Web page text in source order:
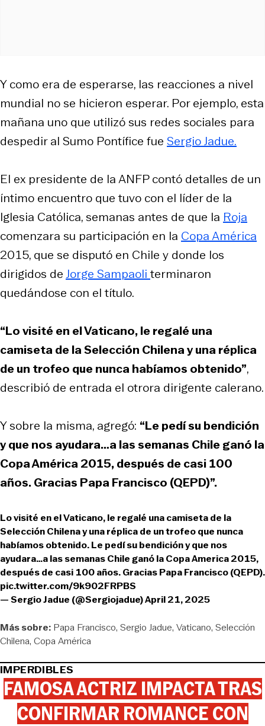
Y como era de esperarse, las reacciones a nivel
mundial no se hicieron esperar. Por ejemplo, esta
mañana uno que utilizó sus redes sociales para
despedir al Sumo Pontífice fue Sergio Jadue.
El ex presidente de la ANFP contó detalles de un
íntimo encuentro que tuvo con el líder de la
Iglesia Católica, semanas antes de que la Roja
comenzara su participación en la Copa América
2015, que se disputó en Chile y donde los
dirigidos de Jorge Sampaoliterminaron
quedándose con el título.
“Lo visité en el Vaticano, le regalé una
camiseta de la Selección Chilena y una réplica
de un trofeo que nunca habíamos obtenido”,
describió de entrada el otrora dirigente calerano.
Y sobre la misma, agregó: “Le pedí su bendición
y que nos ayudara…a las semanas Chile ganó la
Copa América 2015, después de casi 100
años. Gracias Papa Francisco (QEPD)”.
Lo visité en el Vaticano, le regalé una camiseta de la
Selección Chilena y una réplica de un trofeo que nunca
habíamos obtenido. Le pedí su bendición y que nos
ayudara…a las semanas Chile ganó la Copa America 2015,
después de casi 100 años. Gracias Papa Francisco (QEPD).
pic.twitter.com/9k902FRPBS
— Sergio Jadue (@Sergiojadue)April 21, 2025
Más sobre: Papa Francisco Sergio Jadue Vaticano Selección
Chilena Copa América
IMPERDIBLES
FAMOSA ACTRIZ IMPACTA TRAS
CONFIRMAR ROMANCE CON